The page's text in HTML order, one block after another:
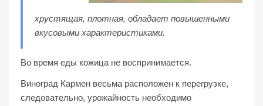
хрустящая, плотная, обладает повышенными
вкусовыми характеристиками.
Во время еды кожица не воспринимается.
Виноград Кармен весьма расположен к перегрузке,
следовательно, урожайность необходимо